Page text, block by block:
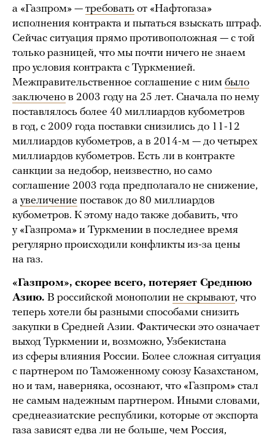
а «Газпром» — требовать от «Нафтогаза»
исполнения контракта и пытаться взыскать штраф.
Сейчас ситуация прямо противоположная — с той
только разницей, что мы почти ничего не знаем
про условия контракта с Туркменией.
Межправительственное соглашение с ним было
заключено в 2003 году на 25 лет. Сначала по нему
поставлялось более 40 миллиардов кубометров
в год, с 2009 года поставки снизились до 11-12
миллиардов кубометров, а в 2014-м — до четырех
миллиардов кубометров. Есть ли в контракте
санкции за недобор, неизвестно, но само
соглашение 2003 года предполагало не снижение,
а увеличение поставок до 80 миллиардов
кубометров. К этому надо также добавить, что
у «Газпрома» и Туркмении в последнее время
регулярно происходили конфликты из-за цены
на газ.
«Газпром», скорее всего, потеряет Среднюю
Азию. В российской монополии не скрывают, что
теперь хотели бы разными способами снизить
закупки в Средней Азии. Фактически это означает
выход Туркмении и, возможно, Узбекистана
из сферы влияния России. Более сложная ситуация
с партнером по Таможенному союзу Казахстаном,
но и там, наверняка, осознают, что «Газпром» стал
не самым надежным партнером. Иными словами,
среднеазиатские республики, которые от экспорта
газа зависят едва ли не больше, чем Россия,